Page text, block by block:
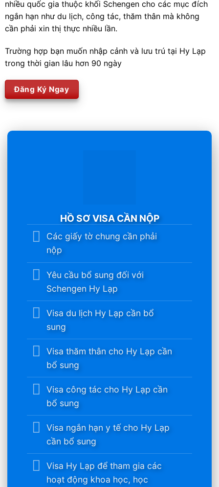
nhiều quốc gia thuộc khối Schengen cho các mục đích
ngắn hạn như du lịch, công tác, thăm thân mà không
cần phải xin thị thực nhiều lần.
Trường hợp bạn muốn nhập cảnh và lưu trú tại Hy Lạp
trong thời gian lâu hơn 90 ngày
Đăng Ký Ngay
HỒ SƠ VISA CẦN NỘP
Các giấy tờ chung cần phải
nộp
Yêu cầu bổ sung đối với
Schengen Hy Lạp
Visa du lịch Hy Lạp cần bổ
sung
Visa thăm thân cho Hy Lạp cần
bổ sung
Visa công tác cho Hy Lạp cần
bổ sung
Visa ngắn hạn y tế cho Hy Lạp
cần bổ sung
Visa Hy Lạp để tham gia các
hoạt động khoa học, học